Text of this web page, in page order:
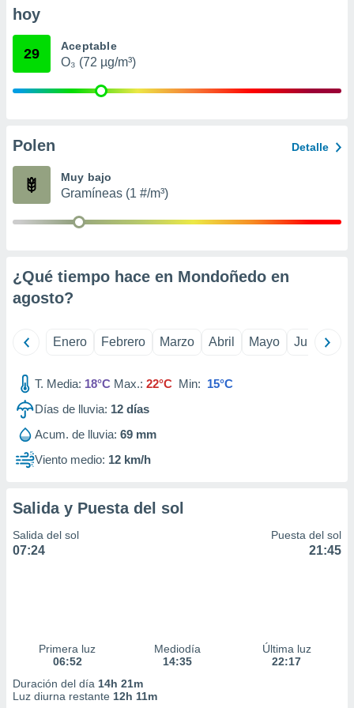
su
datos
momento
en
un
o acceder
utilizar
crear un
contenido
medir el
de la
de
de
uso de
hoy
29 Aceptable
O₃ (72 µg/m³)
Polen Detalle
Muy bajo
Gramíneas (1 #/m³)
¿Qué tiempo hace en Mondoñedo en
agosto?
Enero Febrero Marzo Abril Mayo Junio
T. Media: 18°C Max.: 22°C Min: 15°C
Días de lluvia: 12 días
Acum. de lluvia: 69 mm
Viento medio: 12 km/h
Salida y Puesta del sol
Salida del sol
07:24
Puesta del sol
21:45
Primera luz
06:52
Mediodía
14:35
Última luz
22:17
Duración del día 14h 21m
Luz diurna restante 12h 11m